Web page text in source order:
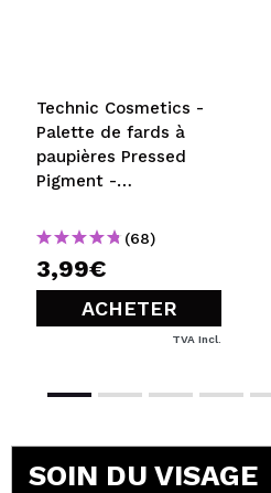
Technic Cosmetics -
Palette de fards à
paupières Pressed
Pigment -
(68)
3,99€
ACHETER
TVA Incl.
SOIN DU VISAGE